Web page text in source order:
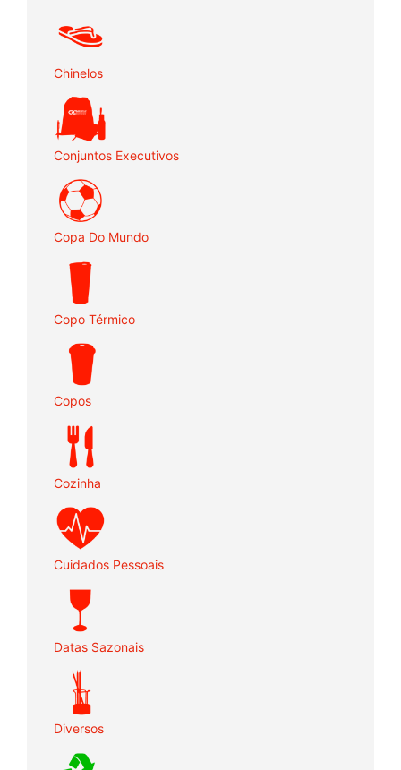
Chinelos
Conjuntos Executivos
Copa Do Mundo
Copo Térmico
Copos
Cozinha
Cuidados Pessoais
Datas Sazonais
Diversos